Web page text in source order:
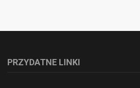
PRZYDATNE LINKI